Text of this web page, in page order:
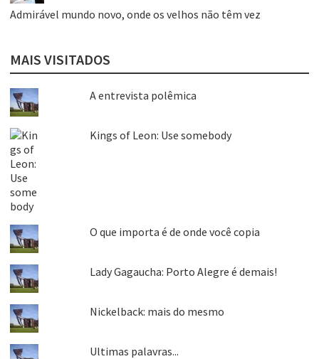
Admirável mundo novo, onde os velhos não têm vez
MAIS VISITADOS
A entrevista polêmica
Kings of Leon: Use somebody
O que importa é de onde você copia
Lady Gagaucha: Porto Alegre é demais!
Nickelback: mais do mesmo
Ultimas palavras...